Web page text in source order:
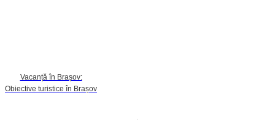
Vacanță în Brașov:
Obiective turistice în Brașov